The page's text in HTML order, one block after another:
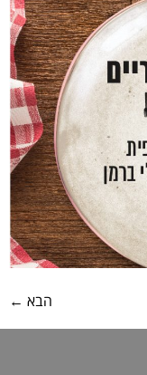
הבא ←